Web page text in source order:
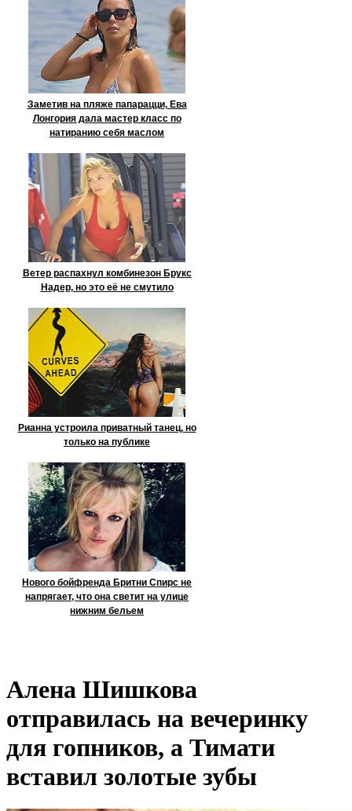
Заметив на пляже папарацци, Ева
Лонгория дала мастер класс по
натиранию себя маслом
Ветер распахнул комбинезон Брукс
Надер, но это её не смутило
Рианна устроила приватный танец, но
только на публике
Нового бойфренда Бритни Спирс не
напрягает, что она светит на улице
нижним бельем
Алена Шишкова
отправилась на вечеринку
для гопников, а Тимати
вставил золотые зубы